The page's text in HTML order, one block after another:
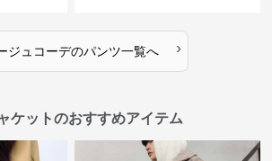
ジュコーデのパンツ一覧へ ›
ケットのおすすめアイテム